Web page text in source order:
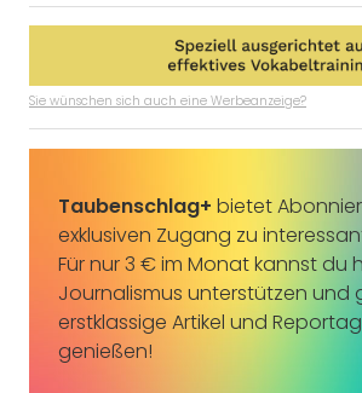
Sie wünschen sich auch eine Werbeanzeige?
Taubenschlag+ bietet
exklusiven Zugang zu
Für nur 3 € im Monat kannst du
Journalismus unterstützen und
erstklassige Artikel und
genießen!